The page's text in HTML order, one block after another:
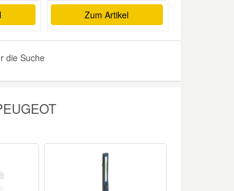
Zum Artikel
die Suche